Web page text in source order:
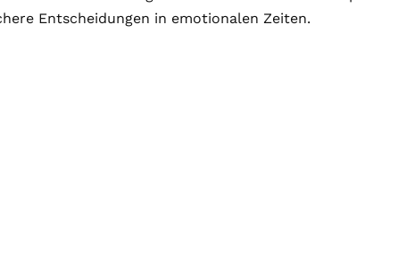
Entscheidungen in emotionalen Zeiten.